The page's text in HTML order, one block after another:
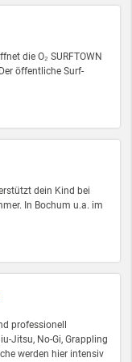
die O₂ SURFTOWN
öffentliche Surf-
dein Kind bei
In Bochum u.a. im
professionell
Jitsu, No-Gi, Grappling
werden hier intensiv